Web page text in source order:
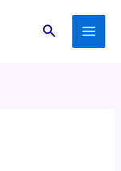
Поиск